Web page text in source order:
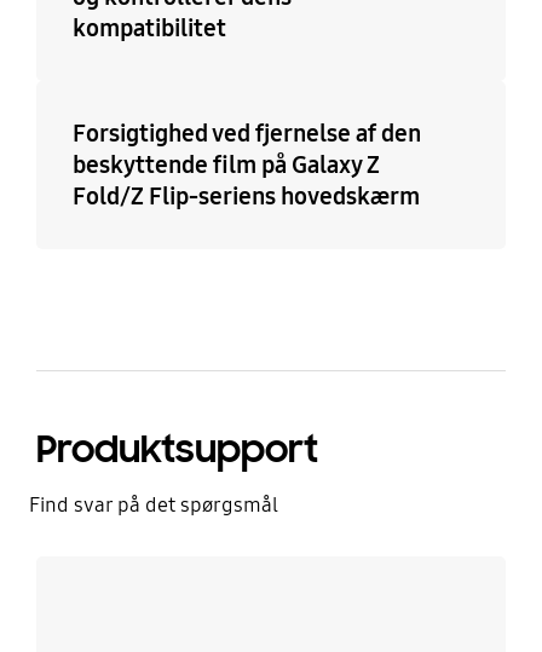
kompatibilitet
Forsigtighed ved fjernelse af den
beskyttende film på Galaxy Z
Fold/Z Flip-seriens hovedskærm
Produktsupport
Find svar på det spørgsmål